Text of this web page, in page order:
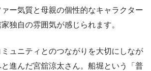
ー気質と母親の個性的なキャラクター
独自の雰囲気が感じられます。
ュニティとのつながりを大切にしなが
進んだ宮舘涼太さん。船堀という「普